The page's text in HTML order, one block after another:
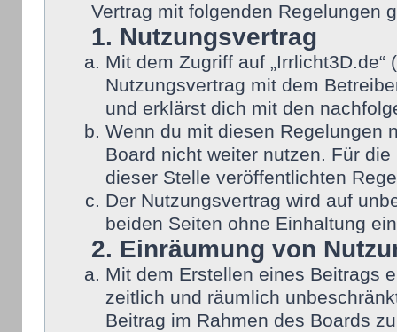
Vertrag mit folgenden Regelungen
1. Nutzungsvertrag
Mit dem Zugriff auf
Nutzungsvertrag mit dem
und erklärst dich mit den
Wenn du mit diesen Regelungen
Board nicht weiter nutzen. Für
dieser Stelle veröffentlichten
Der Nutzungsvertrag wird auf
beiden Seiten ohne Einhaltung
2. Einräumung von
Mit dem Erstellen eines Beitrags
zeitlich und räumlich
Beitrag im Rahmen des Boards